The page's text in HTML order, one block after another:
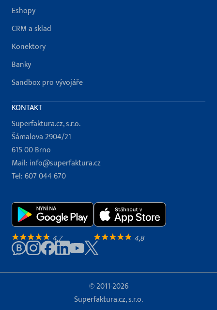
Eshopy
CRM a sklad
Konektory
Banky
Sandbox pro vývojáře
KONTAKT
Superfaktura.cz, s.r.o.
Šámalova 2904/21
615 00 Brno
Mail: info@superfaktura.cz
Tel:607 044 670
4,7 4,8
© 2011-2026
Superfaktura.cz, s.r.o.